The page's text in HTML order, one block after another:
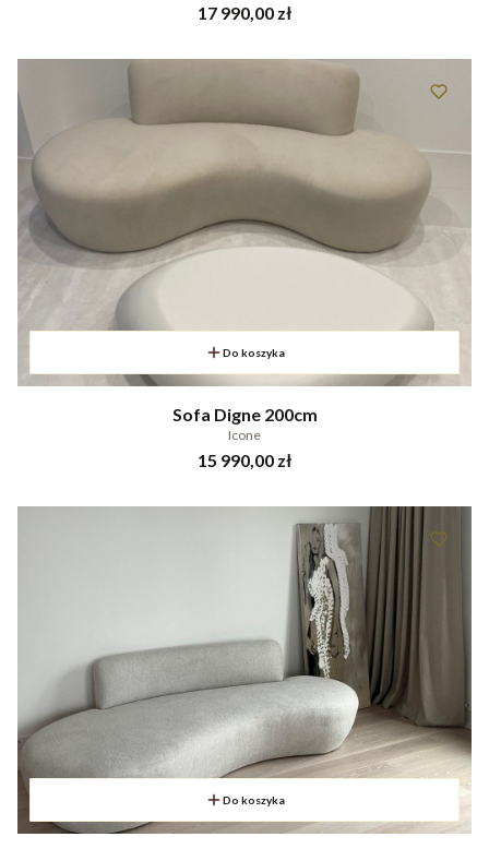
Cena
17 990,00 zł
Do koszyka
Sofa Digne 200cm
Icone
Cena
15 990,00 zł
Do koszyka